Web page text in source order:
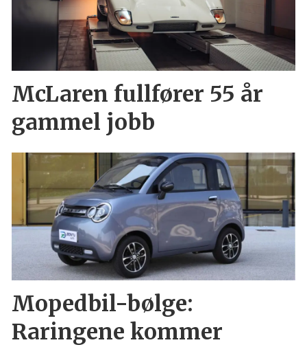
McLaren fullfører 55 år
gammel jobb
Mopedbil-bølge:
Raringene kommer